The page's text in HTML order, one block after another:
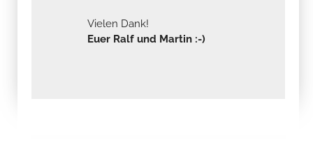
Vielen Dank!
Euer Ralf und Martin :-)